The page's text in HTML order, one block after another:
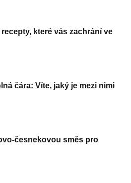
které vás zachrání ve
čára: Víte, jaký je mezi nimi
česnekovou směs pro